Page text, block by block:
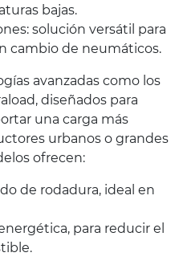
bajas.
solución versátil para
cambio de neumáticos.
avanzadas como los
diseñados para
una carga más
urbanos o grandes
ofrecen:
de rodadura, ideal en
para reducir el